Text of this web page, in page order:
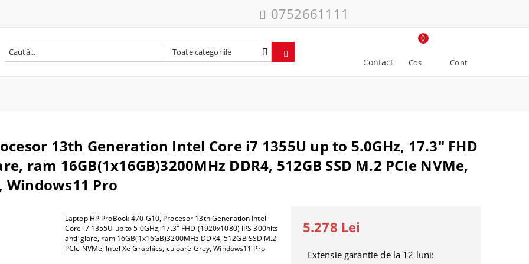
0752661111
Contact Cos
0
Cont
/ Rucsac laptop
laptop
pentru tableta
multifunctionala
inkjet
termica
foto
compatibile
- video
si accesorii
si tastatura
baza
13th Generation Intel Core i7 1355U up to 5.0GHz, 17.3" FHD
ram 16GB(1x16GB)3200MHz DDR4, 512GB SSD M.2 PCIe NVMe,
Windows11 Pro
Laptop HP ProBook 470 G10, Procesor 13th Generation Intel
Core i7 1355U up to 5.0GHz, 17.3" FHD (1920x1080) IPS 300nits
anti-glare, ram 16GB(1x16GB)3200MHz DDR4, 512GB SSD M.2
PCIe NVMe, Intel Xe Graphics, culoare Grey, Windows11 Pro
5.278 Lei
Extensie garantie de la 12 luni: